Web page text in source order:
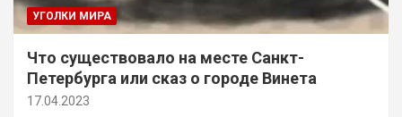
УГОЛКИ МИРА
Что существовало на месте Санкт-
Петербурга или сказ о городе Винета
17.04.2023